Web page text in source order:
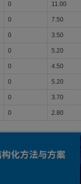
0 11.00
0 7.50
0 3.50
0 5.20
0 4.50
0 5.20
0 3.70
0 2.80